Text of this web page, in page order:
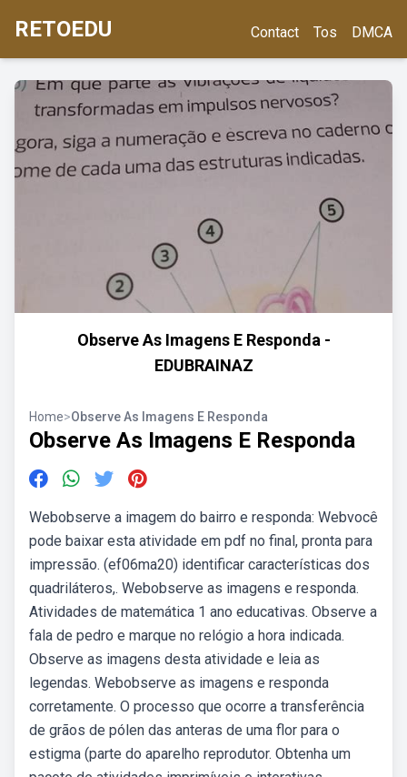
RETOEDU Contact Tos DMCA
Observe As Imagens E Responda -
EDUBRAINAZ
Home>Observe As Imagens E Responda
Observe As Imagens E Responda
Webobserve a imagem do bairro e responda: Webvocê
pode baixar esta atividade em pdf no final, pronta para
impressão. (ef06ma20) identificar características dos
quadriláteros,. Webobserve as imagens e responda.
Atividades de matemática 1 ano educativas. Observe a
fala de pedro e marque no relógio a hora indicada.
Observe as imagens desta atividade e leia as
legendas. Webobserve as imagens e responda
corretamente. O processo que ocorre a transferência
de grãos de pólen das anteras de uma flor para o
estigma (parte do aparelho reprodutor. Obtenha um